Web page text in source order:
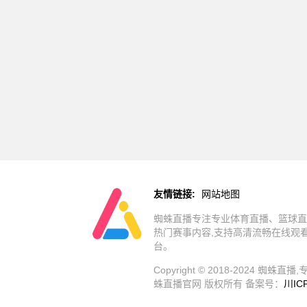
友情链接: 网站地图
蜘蛛直播专注专业体育直播、篮球
热门赛事内容,支持高清流畅在线观
台。
Copyright © 2018-2024 蜘蛛直播,
蛛直播官网 版权所有 备案号： 川